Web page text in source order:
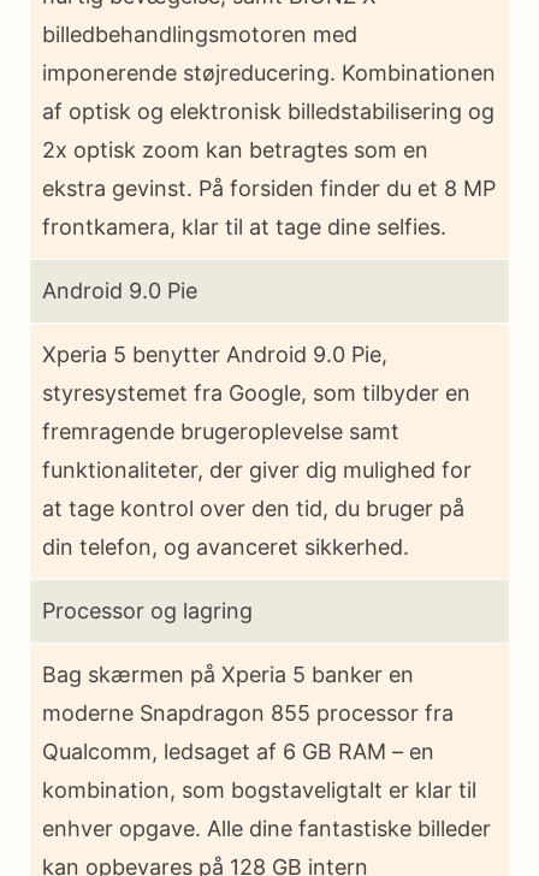
billedbehandlingsmotoren med
imponerende støjreducering. Kombinationen
af optisk og elektronisk billedstabilisering og
2x optisk zoom kan betragtes som en
ekstra gevinst. På forsiden finder du et 8 MP
frontkamera, klar til at tage dine selfies.
Android 9.0 Pie
Xperia 5 benytter Android 9.0 Pie,
styresystemet fra Google, som tilbyder en
fremragende brugeroplevelse samt
funktionaliteter, der giver dig mulighed for
at tage kontrol over den tid, du bruger på
din telefon, og avanceret sikkerhed.
Processor og lagring
Bag skærmen på Xperia 5 banker en
moderne Snapdragon 855 processor fra
Qualcomm, ledsaget af 6 GB RAM – en
kombination, som bogstaveligtalt er klar til
enhver opgave. Alle dine fantastiske billeder
kan opbevares på 128 GB intern